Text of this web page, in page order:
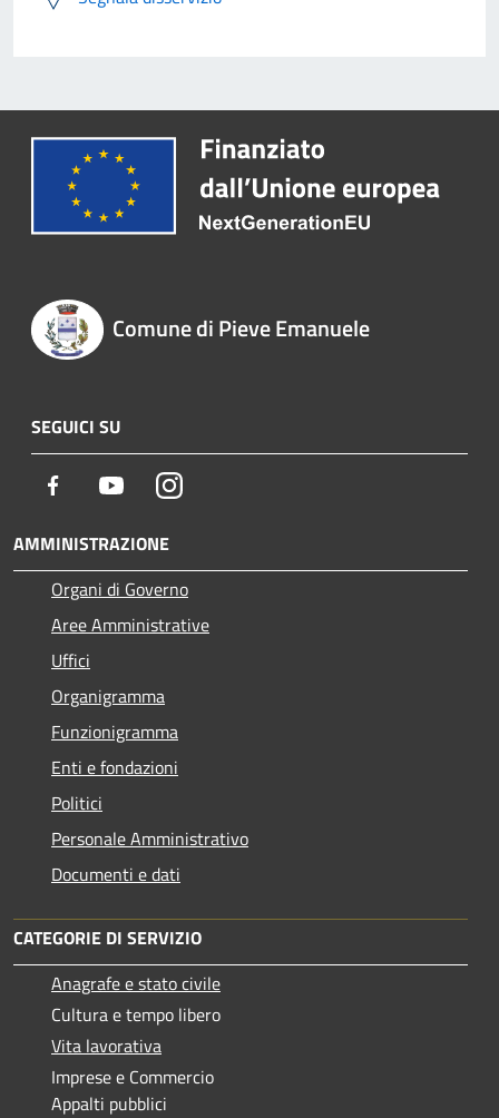
Comune di Pieve Emanuele
SEGUICI SU
Facebook YoutubeInstagram
AMMINISTRAZIONE
Organi di Governo
Aree Amministrative
Uffici
Organigramma
Funzionigramma
Enti e fondazioni
Politici
Personale Amministrativo
Documenti e dati
CATEGORIE DI SERVIZIO
Anagrafe e stato civile
Cultura e tempo libero
Vita lavorativa
Imprese e Commercio
Appalti pubblici